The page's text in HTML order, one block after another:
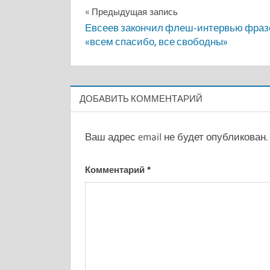
Навигация
по
записям
Предыдущая запись
Евсеев закончил флеш-интервью
«всем спасибо, все свободны»
ДОБАВИТЬ КОММЕНТАРИЙ
Ваш адрес email не будет опубликован.
Комментарий *